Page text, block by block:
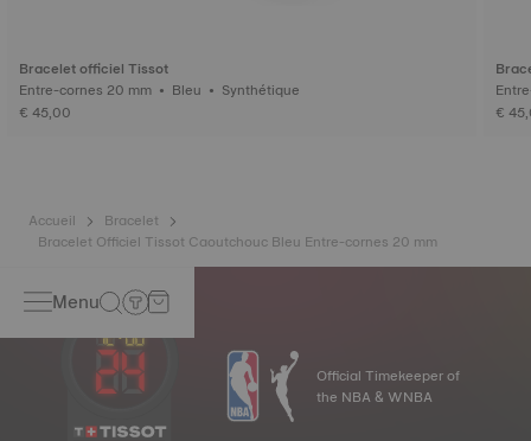
Bracelet officiel Tissot
Entre-cornes 20 mm • Bleu • Synthétique
€ 45,00
€
Accueil
Bracelet
Bracelet Officiel Tissot Caoutchouc Bleu Entre-cornes 20 mm
Menu
Official Timekeeper of
the NBA & WNBA